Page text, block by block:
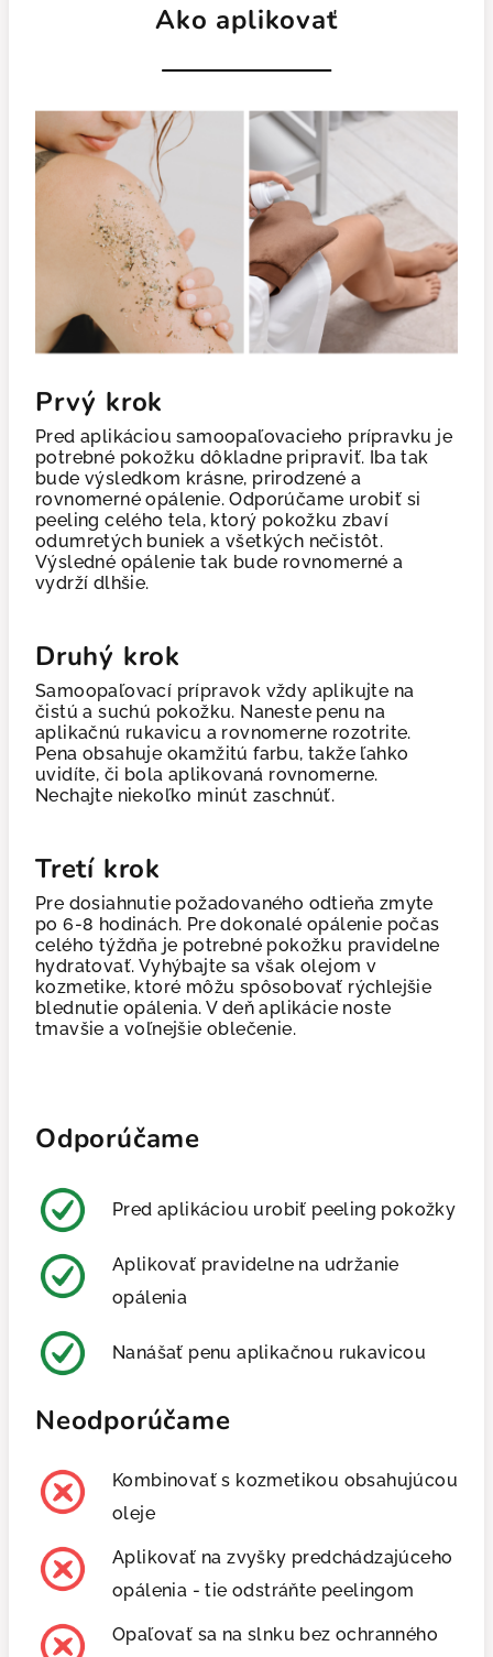
Ako aplikovať
Prvý krok
Pred aplikáciou samoopaľovacieho prípravku je
potrebné pokožku dôkladne pripraviť. Iba tak
bude výsledkom krásne, prirodzené a
rovnomerné opálenie. Odporúčame urobiť si
peeling celého tela, ktorý pokožku zbaví
odumretých buniek a všetkých nečistôt.
Výsledné opálenie tak bude rovnomerné a
vydrží dlhšie.
Druhý krok
Samoopaľovací prípravok vždy aplikujte na
čistú a suchú pokožku. Naneste penu na
aplikačnú rukavicu a rovnomerne rozotrite.
Pena obsahuje okamžitú farbu, takže ľahko
uvidíte, či bola aplikovaná rovnomerne.
Nechajte niekoľko minút zaschnúť.
Tretí krok
Pre dosiahnutie požadovaného odtieňa zmyte
po 6-8 hodinách. Pre dokonalé opálenie počas
celého týždňa je potrebné pokožku pravidelne
hydratovať. Vyhýbajte sa však olejom v
kozmetike, ktoré môžu spôsobovať rýchlejšie
blednutie opálenia. V deň aplikácie noste
tmavšie a voľnejšie oblečenie.
Odporúčame
Pred aplikáciou urobiť peeling pokožky
Aplikovať pravidelne na udržanie
opálenia
Nanášať penu aplikačnou rukavicou
Neodporúčame
Kombinovať s kozmetikou obsahujúcou
oleje
Aplikovať na zvyšky predchádzajúceho
opálenia - tie odstráňte peelingom
Opaľovať sa na slnku bez ochranného